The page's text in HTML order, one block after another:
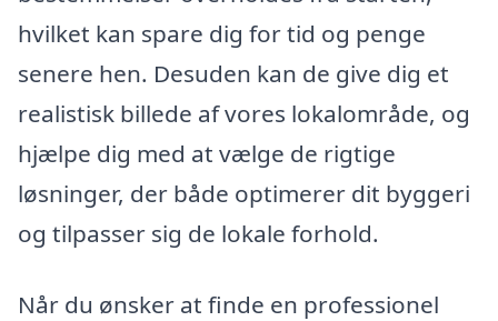
hvilket kan spare dig for tid og penge
senere hen. Desuden kan de give dig et
realistisk billede af vores lokalområde, og
hjælpe dig med at vælge de rigtige
løsninger, der både optimerer dit byggeri
og tilpasser sig de lokale forhold.
Når du ønsker at finde en professionel